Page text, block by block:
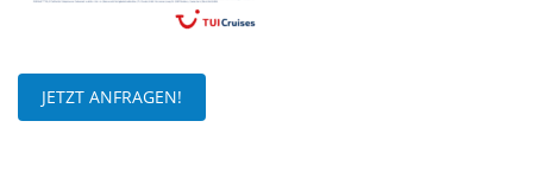
JETZT ANFRAGEN!